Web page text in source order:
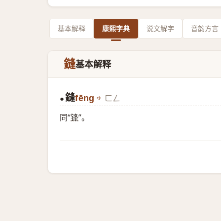
基本解释 康熙字典 说文解字 音韵方言
鏠基本解释
● 鏠fēng ㄈㄥ
同“锋”。